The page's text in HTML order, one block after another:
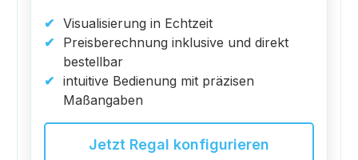
Visualisierung in Echtzeit
Preisberechnung inklusive und direkt
bestellbar
intuitive Bedienung mit präzisen
Maßangaben
Jetzt Regal konfigurieren